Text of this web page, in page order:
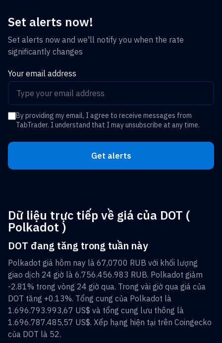
Set alerts now!
Set alerts now and we'll notify you when the rate
significantly changes
Your email address
By providing my email, I agree to receive messages from
TabTrader. I understand that I may unsubscribe at any time.
Get alerts
Dữ liệu trực tiếp về giá của DOT (
Polkadot )
DOT đang tăng trong tuần này
Polkadot giá hôm nay là 67,0700 RUB với khối lượng
giao dịch 24 giờ là 6.756.456.983 RUB. Polkadot giảm
-2.81% trong vòng 24 giờ qua. Trong vài giờ qua giá của
DOT tăng +0.13%. Tổng cung của Polkadot là
1.696.793.993,67 US$ và tổng cung lưu thông là
1.696.787.485,57 US$. Xếp hạng hiện tại trên Coingecko
của DOT là 52.